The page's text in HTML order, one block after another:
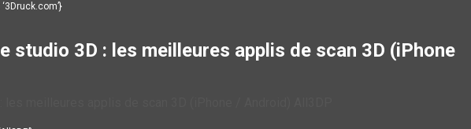
studio 3D : les meilleures applis de scan 3D (iPhone